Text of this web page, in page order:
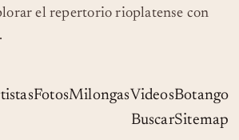
el repertorio rioplatense con
FotosMilongasVideosBotango
BuscarSitemap